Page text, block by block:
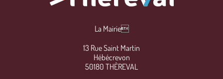
La Mairie
13 Rue Saint Martin
Hébécrevon
50180 THÈREVAL